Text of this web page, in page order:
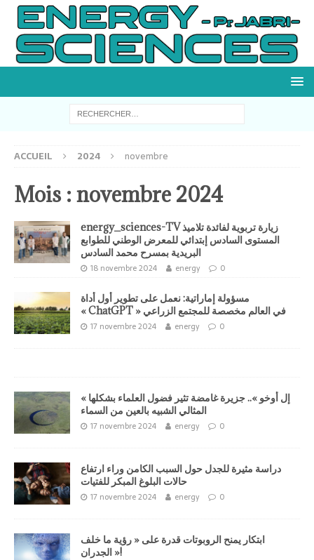
ACCUEIL 2024 novembre
Mois : novembre 2024
energy_sciences-TV زيارة تربوية لفائدة تلاميذ
المستوى السادس إبتدائي للمعرض الوطني للطوابع
البريدية بمسرح محمد السادس
18 novembre 2024 energy 0
مسؤولة إماراتية: نعمل على تطوير أول أداة
« ChatGPT » في العالم مخصصة للمجتمع الزراعي
17 novembre 2024 energy 0
« إل أوخو ».. جزيرة غامضة تثير فضول العلماء بشكلها
المثالي الشبيه بالعين من السماء
17 novembre 2024 energy 0
دراسة مثيرة للجدل حول السبب الكامن وراء ارتفاع
حالات البلوغ المبكر للفتيات
17 novembre 2024 energy 0
ابتكار يمنح الروبوتات قدرة على « رؤية ما خلف
الجدران »!